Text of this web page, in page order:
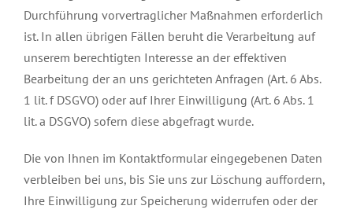
Durchführung vorvertraglicher Maßnahmen erforderlich
ist. In allen übrigen Fällen beruht die Verarbeitung auf
unserem berechtigten Interesse an der effektiven
Bearbeitung der an uns gerichteten Anfragen (Art. 6 Abs.
1 lit. f DSGVO) oder auf Ihrer Einwilligung (Art. 6 Abs. 1
lit. a DSGVO) sofern diese abgefragt wurde.
Die von Ihnen im Kontaktformular eingegebenen Daten
verbleiben bei uns, bis Sie uns zur Löschung auffordern,
Ihre Einwilligung zur Speicherung widerrufen oder der